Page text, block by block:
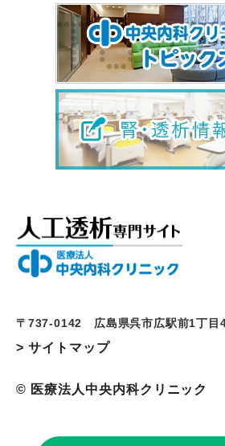
〒737-0142 広島県呉市広駅前1丁目
> サイトマップ
© 医療法人中央内科クリニック